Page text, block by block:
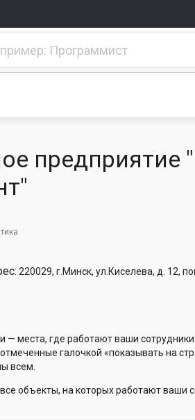
предприятие
220029, г.Минск, ул.Киселева, д. 12,
— места, где работают ваши
галочкой «показывать на
всем.
объекты, на которых работают ваши